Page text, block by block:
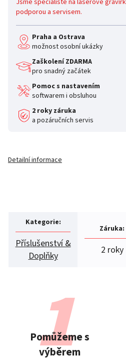
Jsme specialisté na laserové
podporou a servisem.
Praha a Ostrava
možnost osobní ukázky
Zaškolení ZDARMA
pro snadný začátek
Pomoc s nastavením
softwarem i obsluhou
2 roky záruka
a pozáručních servis
Detailní informace
Kategorie:
Příslušenství &
Doplňky
Záruka:
2 roky
Pomůžeme s
výběrem